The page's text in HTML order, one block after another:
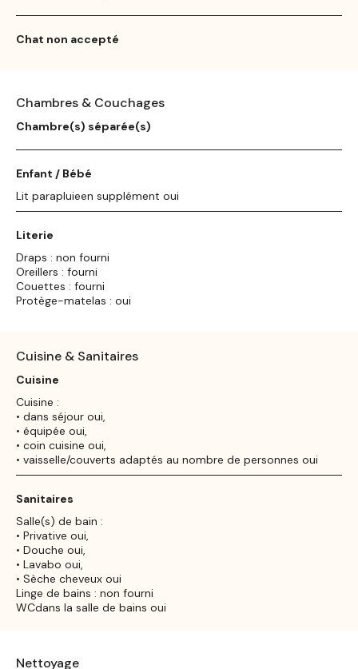
Chat non accepté
Chambres & Couchages
Chambre(s) séparée(s)
Enfant / Bébé
Lit parapluieen supplément oui
Literie
Draps : non fourni
Oreillers : fourni
Couettes : fourni
Protège-matelas : oui
Cuisine & Sanitaires
Cuisine
Cuisine :
• dans séjour oui,
• équipée oui,
• coin cuisine oui,
• vaisselle/couverts adaptés au nombre de personnes oui
Sanitaires
Salle(s) de bain :
• Privative oui,
• Douche oui,
• Lavabo oui,
• Sèche cheveux oui
Linge de bains : non fourni
WCdans la salle de bains oui
Nettoyage